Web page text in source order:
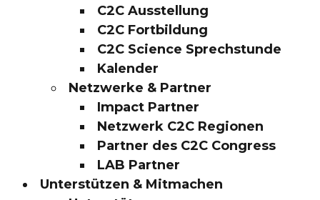
C2C Ausstellung
C2C Fortbildung
C2C Science Sprechstunde
Kalender
Netzwerke & Partner
Impact Partner
Netzwerk C2C Regionen
Partner des C2C Congress
LAB Partner
Unterstützen & Mitmachen